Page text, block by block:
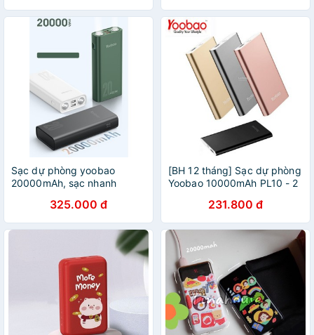
Sạc dự phòng yoobao
20000mAh, sạc nhanh
325.000 đ
[BH 12 tháng] Sạc dự phòng
Yoobao 10000mAh PL10 - 2
Micro USB)231.800 đ